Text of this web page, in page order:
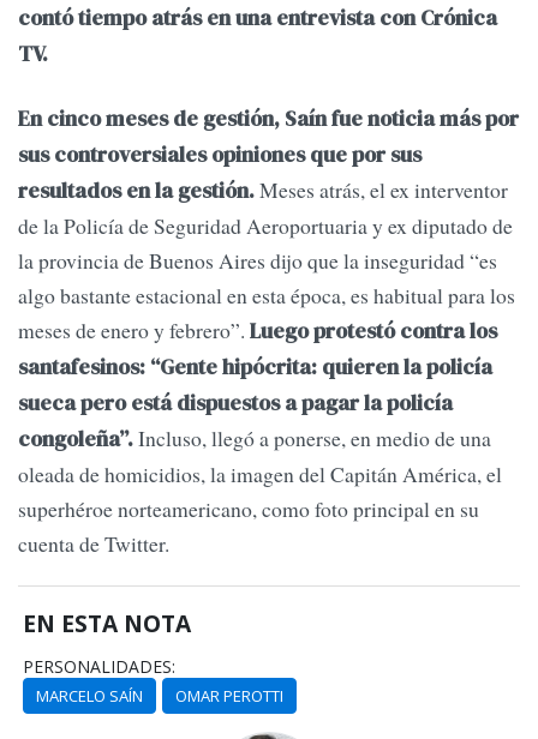
contó tiempo atrás en una entrevista con Crónica
TV.
En cinco meses de gestión, Saín fue noticia más por
sus controversiales opiniones que por sus
resultados en la gestión.Meses atrás, el ex interventor
de la Policía de Seguridad Aeroportuaria y ex diputado de
la provincia de Buenos Aires dijo que la inseguridad “es
algo bastante estacional en esta época, es habitual para los
meses de enero y febrero”. Luego protestó contra los
santafesinos: “Gente hipócrita: quieren la policía
sueca pero está dispuestos a pagar la policía
congoleña”.Incluso, llegó a ponerse, en medio de una
oleada de homicidios, la imagen del Capitán América, el
superhéroe norteamericano, como foto principal en su
cuenta de Twitter.
EN ESTA NOTA
PERSONALIDADES:
MARCELO SAÍN OMAR PEROTTI